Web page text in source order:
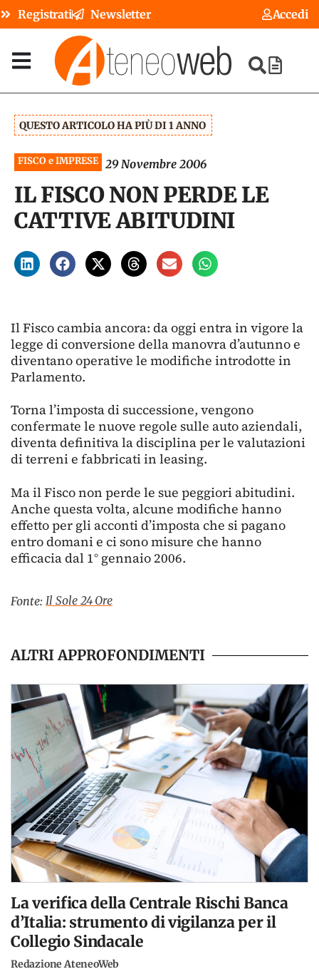
Registrati Newsletter Accedi
QUESTO ARTICOLO HA PIÙ DI 1 ANNO
FISCO e IMPRESE 29 Novembre 2006
IL FISCO NON PERDE LE
CATTIVE ABITUDINI
Il Fisco cambia ancora: da oggi entra in vigore la
legge di conversione della manovra d’autunno e
diventano operative le modifiche introdotte in
Parlamento.
Torna l’imposta di successione, vengono
confermate le nuove regole sulle auto aziendali,
diventa definitiva la disciplina per le valutazioni
di terreni e fabbricati in leasing.
Ma il Fisco non perde le sue peggiori abitudini.
Anche questa volta, alcune modifiche hanno
effetto per gli acconti d’imposta che si pagano
entro domani e ci sono misure che hanno
efficacia dal 1° gennaio 2006.
Fonte: Il Sole 24 Ore
ALTRI APPROFONDIMENTI
La verifica della Centrale Rischi Banca
d’Italia: strumento di vigilanza per il
Collegio Sindacale
Redazione AteneoWeb